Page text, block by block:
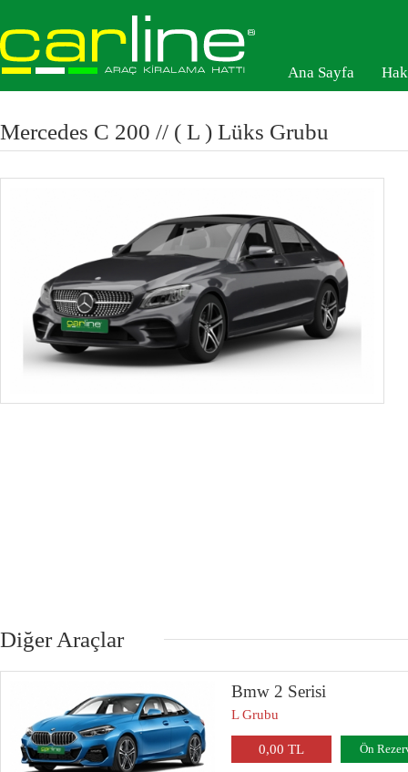
Ana Sayfa
Mercedes C 200 // ( L ) Lüks Grubu
Diğer Araçlar
Bmw 2 Serisi
L Grubu
0,00 TL Ön